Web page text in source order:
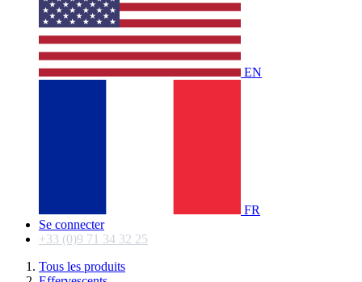
EN
FR
Se connecter
+33 (0)9 71 34 32 25
Tous les produits